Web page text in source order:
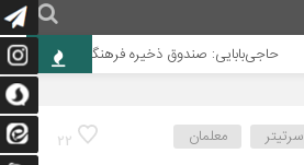
حاجی‌بابایی: صندوق ذخیره فرهنگیان نیازمند یک
22 سرتیتر معلمان